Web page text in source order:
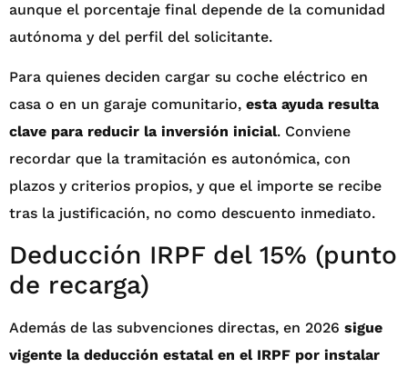
aunque el porcentaje final depende de la comunidad
autónoma y del perfil del solicitante.
Para quienes deciden cargar su coche eléctrico en
casa o en un garaje comunitario, esta ayuda resulta
clave para reducir la inversión inicial. Conviene
recordar que la tramitación es autonómica, con
plazos y criterios propios, y que el importe se recibe
tras la justificación, no como descuento inmediato.
Deducción IRPF del 15% (punto
de recarga)
Además de las subvenciones directas, en 2026 sigue
vigente la deducción estatal en el IRPF por instalar